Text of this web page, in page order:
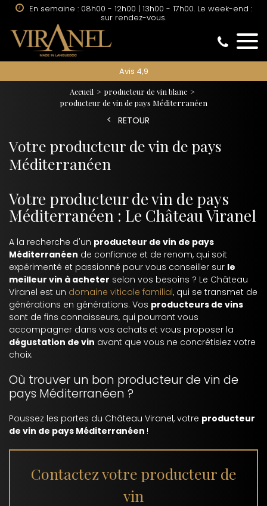
sur rendez-vous.
Avis 4,9
Accueil
producteur de vin blanc
producteur de vin de pays Méditerranéen
RETOUR
Votre producteur de vin de pays
Méditerranéen
Votre producteur de vin de pays
Méditerranéen : Le Château Viranel
A la recherche d'un producteur de vin de pays
Méditerranéen de confiance et de renom, qui soit
expérimenté et passionné pour vous conseiller sur le
meilleur vin à acheter selon vos besoins ? Le Château
Viranel est un domaine viticole familial, qui se transmet de
générations en générations. Vos producteurs de vins
sont de fins connaisseurs, qui pourront vous
accompagner dans vos achats et vous proposer la
dégustation de vin avant que vous ne concrétisiez votre
choix.
Où trouver un bon producteur de vin de
pays Méditerranéen ?
Poussez les portes du Château Viranel, votre producteur
de vin de pays Méditerranéen !
Contactez votre producteur de
vin